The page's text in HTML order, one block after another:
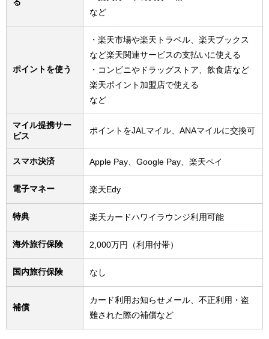
など
ポイントを使う
・楽天市場や楽天トラベル、楽天ブックス
など楽天関連サービスの支払いに使える
・コンビニやドラッグストア、飲食店など
楽天ポイント加盟店で使える
など
マイル提携サー
ビス
ポイントをJALマイル、ANAマイルに交換可
スマホ決済 Apple Pay、Google Pay、楽天ペイ
電子マネー 楽天Edy
特典 楽天カードハワイラウンジ利用可能
海外旅行保険 2,000万円（利用付帯）
国内旅行保険 なし
補償
カード利用お知らせメール、不正利用・盗
難された際の補償など